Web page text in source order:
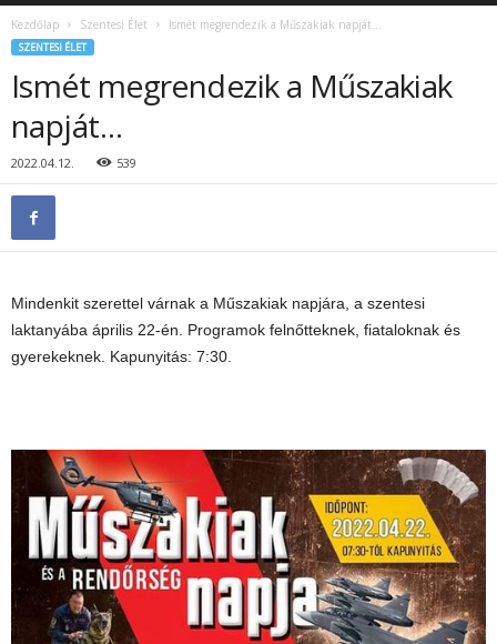
Kezdőlap Szentesi Élet Ismét megrendezik a Műszakiak napját…
SZENTESI ÉLET
Ismét megrendezik a Műszakiak
napját…
2022.04.12. 539
Mindenkit szerettel várnak a Műszakiak napjára, a szentesi
laktanyába április 22-én. Programok felnőtteknek, fiataloknak és
gyerekeknek. Kapunyitás: 7:30.